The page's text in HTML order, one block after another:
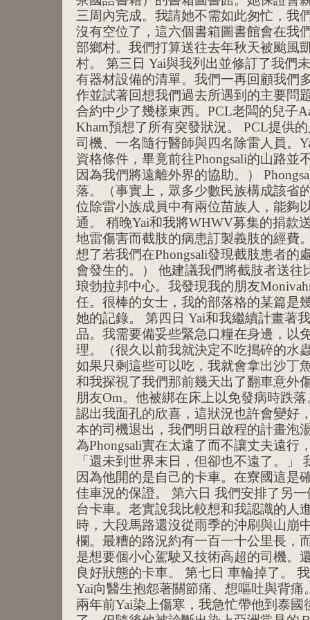
三周內完成。我請她不需如此匆忙，我
沒有空位了，這六個書箱圖書館會在我
部鄉村。我們打算送往去年秋天被颱風
村。 第三日 Yai與我列出並修訂了我們
有器材設備的清單。我們一再回顧我們
作並試著回想我們過去所遇到的主要問
合約中少了幾樣東西。PCL老闆的兒子
Kham預想了所有突發狀況。 PCL提供
司機、一名隨行醫師與四名除雷人員。
資格條件，畢竟前往Phongsali的山路並
因為我們將遠離外界的協助。）
落。（事實上，眾多少數民族構成該省
位除雷小族成員中有兩位苗族人，能夠
通。 稍晚Yai和我將WHWV募集的捐款
地雷傷害而截肢的病患訂製義肢的經費
想了若我們在Phongsali發現截肢患者的
會發生的。） 他建議我們將截肢者送往
琅勃拉邦中心。我發現我的朋友
任。很棒的女士，我的部落格的某篇是
她的記錄。 第四日 Yai和我繼續計畫著
品。我需要備妥些緊急口糧在身邊，以
理。（很久以前我就決定不吃搗碎的水
如果只剩這些可以吃，我就會拿出沙丁
和我探視了我們那前幾天出了翻車意外
朋友Om。他被綁在床上以免發病時跌
認出我面孔的欣喜，這狀況也許會變好
本的司機退出，我們明日啟程的計畫泡
為Phongsali實在太遠了而不讓丈夫遠行
「還未到世界末日，但卻也不遠了。」
因為他開的是自己的卡車。在寮國這是
佳車況的保證。 第六日 我們安排了另
台卡車。老實說我比較想和我認識的人
時，大段馬路還沒從雨季的沖刷與山崩
欄。最糟的路況約有一百一十公里長，
是想要個小心駕駛又技術高超的司機。
良好狀態的卡車。 第七日 車輪掉了。
Yai向醫生抱怨著關節痛、想嘔吐與背
兩年前Yai染上傷寒，我急忙帶他到泰